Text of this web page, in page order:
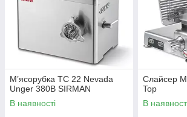
М’ясорубка TC 22 Nevada
Unger 380В SIRMAN
В наявності
Слайсер
Top
В